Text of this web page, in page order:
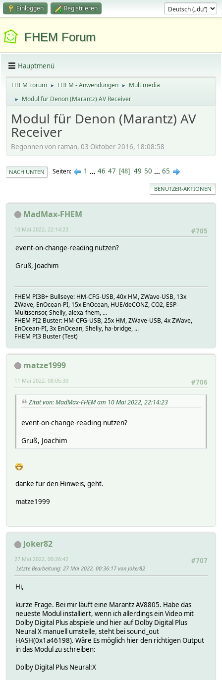
Einloggen Registrieren
FHEM Forum
Hauptmenü
FHEM Forum ► FHEM - Anwendungen ► Multimedia
► Modul für Denon (Marantz) AV Receiver
Modul für Denon (Marantz) AV
Receiver
Begonnen von raman, 03 Oktober 2016, 18:08:58
NACH UNTEN Seiten 1 ... 46 47 48 49 50 ... 65
BENUTZER-AKTIONEN
MadMax-FHEM
#705
10 Mai 2022, 22:14:23
event-on-change-reading nutzen?
Gruß, Joachim
FHEM PI3B+ Bullseye: HM-CFG-USB, 40x HM, ZWave-USB, 13x
ZWave, EnOcean-PI, 15x EnOcean, HUE/deCONZ, CO2, ESP-
Multisensor, Shelly, alexa-fhem, ...
FHEM PI2 Buster: HM-CFG-USB, 25x HM, ZWave-USB, 4x ZWave,
EnOcean-PI, 3x EnOcean, Shelly, ha-bridge, ...
FHEM PI3 Buster (Test)
matze1999
#706
11 Mai 2022, 08:05:30
Zitat von: MadMax-FHEM am 10 Mai 2022, 22:14:23
event-on-change-reading nutzen?
Gruß, Joachim
danke für den Hinweis, geht.
matze1999
Joker82
#707
27 Mai 2022, 00:26:42
Letzte Bearbeitung: 27 Mai 2022, 00:36:17 von Joker82
Hi,
kurze Frage. Bei mir läuft eine Marantz AV8805. Habe das
neueste Modul installiert, wenn ich allerdings ein Video mit
Dolby Digital Plus abspiele und hier auf Dolby Digital Plus
Neural X manuell umstelle, steht bei sound_out
HASH(0x1a46198). Wäre Es möglich hier den richtigen Output
in das Modul zu schreiben:
Dolby Digital Plus Neural:X